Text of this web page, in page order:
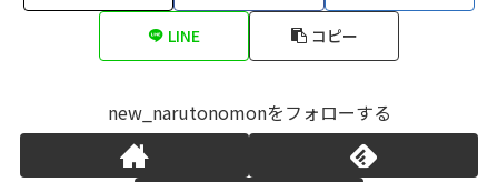
LINE コピー
new_narutonomonをフォローする